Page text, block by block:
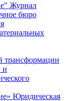
Журнал
бюро
трансформации
и
Юридическая